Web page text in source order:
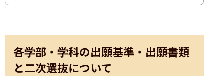
各学部・学科の出願基準・出願書類
と二次選抜について